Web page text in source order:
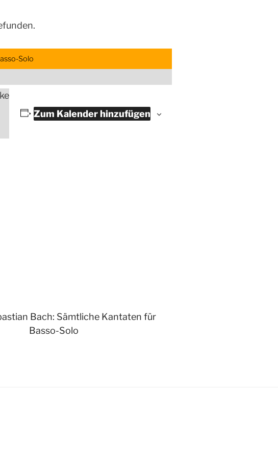
Solo
Zum Kalender hinzufügen
Bach: Sämtliche Kantaten für
Basso-Solo